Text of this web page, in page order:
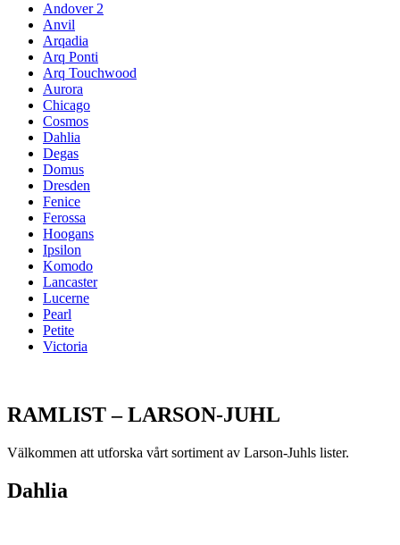
Andover 2
Anvil
Arqadia
Arq Ponti
Arq Touchwood
Aurora
Chicago
Cosmos
Dahlia
Degas
Domus
Dresden
Fenice
Ferossa
Hoogans
Ipsilon
Komodo
Lancaster
Lucerne
Pearl
Petite
Victoria
RAMLIST – LARSON-JUHL
Välkommen att utforska vårt sortiment av Larson-Juhls lister.
Dahlia